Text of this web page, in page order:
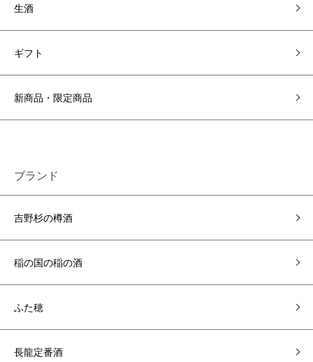
生酒
ギフト
新商品・限定商品
ブランド
吉野杉の樽酒
稲の国の稲の酒
ふた穂
長龍定番酒